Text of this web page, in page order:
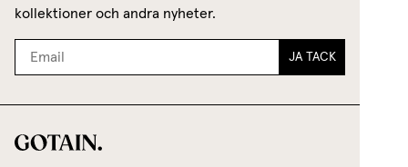
kollektioner och andra nyheter.
JA TACK